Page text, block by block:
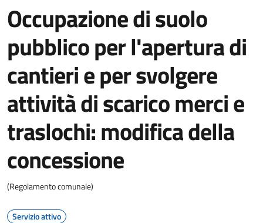
Occupazione di suolo
pubblico per l'apertura di
cantieri e per svolgere
attività di scarico merci e
traslochi: modifica della
concessione
(Regolamento comunale)
Servizio attivo